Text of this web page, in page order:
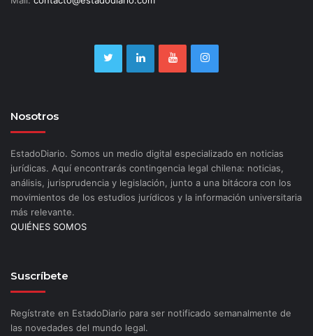
Nosotros
EstadoDiario. Somos un medio digital especializado en noticias
jurídicas. Aquí encontrarás contingencia legal chilena: noticias,
análisis, jurisprudencia y legislación, junto a una bitácora con los
movimientos de los estudios jurídicos y la información universitaria
más relevante.
QUIÉNES SOMOS
Suscríbete
Regístrate en EstadoDiario para ser notificado semanalmente de
las novedades del mundo legal.